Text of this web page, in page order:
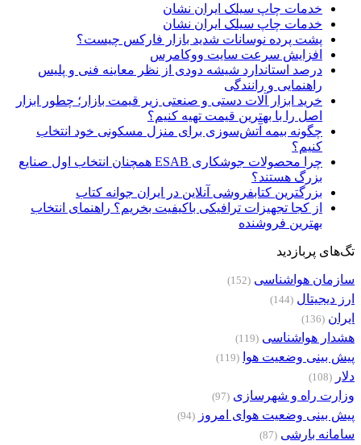
خدمات چاپ سیلک ایران نشان
خدمات چاپ سیلک ایران نشان
پشت پرده نوسانات شدید بازار فارکس چیست؟
افزایش سرعت سایت ووکامرس
درصد استاندارد شیشه دودی از نظر معاینه فنی و پلیس
راهنمایی و رانندگی
خرید ابزار آلات دستی و صنعتی زیر قیمت بازار؛ چطور ابزار
اصل را با بهترین قیمت تهیه کنیم؟
چگونه بیمه آتش‌سوزی برای منزل مسکونی خود انتخاب
کنیم؟
چرا محصولات جوشکاری ESAB همچنان انتخاب اول صنایع
بزرگ هستند؟
بزرگترین کتابفروشی آنلاین در ایران جوانه کتاب
از کجا تجهیزات ترافیکی باکیفیت بخریم؟ راهنمای انتخاب
بهترین فروشنده
تگ‌های پربازدید
سازمان هواشناسی (152)
ارز دیجیتال (144)
ایران (136)
هشدار هواشناسی (119)
پیش بینی وضعیت هوا (119)
دلار (108)
وزارت راه و شهرسازی (97)
پیش بینی وضعیت هوای امروز (94)
سامانه بارشی (87)